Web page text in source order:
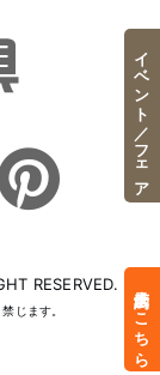
RESERVED.
じます。 来店予約はこちら
イベント／フェア